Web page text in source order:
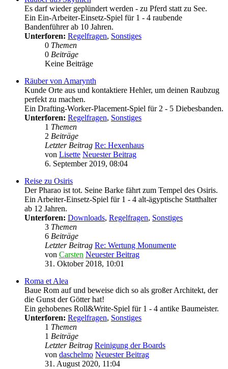
Es darf wieder geplündert werden - zu Pferd statt zu See.
Ein Ein-Arbeiter-Einsetz-Spiel für 1 - 4 raubende
Bandenführer ab 10 Jahren.
Unterforen: Regelfragen, Sonstiges
0 Themen
0 Beiträge
Keine Beiträge
Räuber von Amarynth
Kunde Orte aus und kontaktiere Hehler, um deinen Raubzug
perfekt zu machen.
Ein Drafting-Worker-Placement-Spiel für 2 - 5 Diebesbanden.
Unterforen: Regelfragen, Sonstiges
1 Themen
2 Beiträge
Letzter Beitrag Re: Hexenhaus
von Lisette Neuester Beitrag
6. September 2019, 08:04
Reise zu Osiris
Der Pharao ist tot. Seine Barke fährt zum Tempel des Osiris.
Ein Arbeiter-Einsetz-Spiel für 1 - 4 alt-ägyptische Statthalter
ab 12 Jahren.
Unterforen: Downloads, Regelfragen, Sonstiges
3 Themen
6 Beiträge
Letzter Beitrag Re: Wertung Monumente
von Carsten Neuester Beitrag
31. Oktober 2018, 10:01
Roma et Alea
Baue Rom auf und beweise dich so als großer Architekt, der
die Gunst der Götter hat!
Ein gehobenes Roll&Write-Spiel für 1 - 4 antike Baumeister.
Unterforen: Regelfragen, Sonstiges
1 Themen
1 Beiträge
Letzter Beitrag Reinigung der Boards
von daschelmo Neuester Beitrag
31. August 2020, 11:04